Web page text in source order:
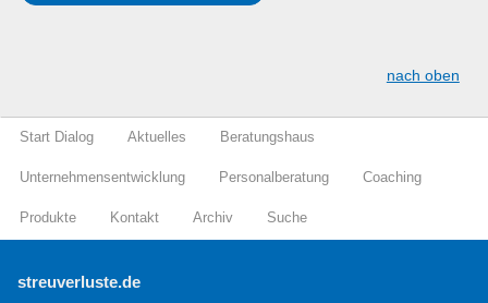
nach oben
Start Dialog Aktuelles Beratungshaus
Unternehmensentwicklung Personalberatung Coaching
Produkte Kontakt Archiv Suche
streuverluste.de